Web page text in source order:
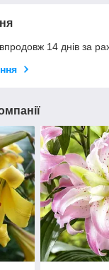
14 днів за